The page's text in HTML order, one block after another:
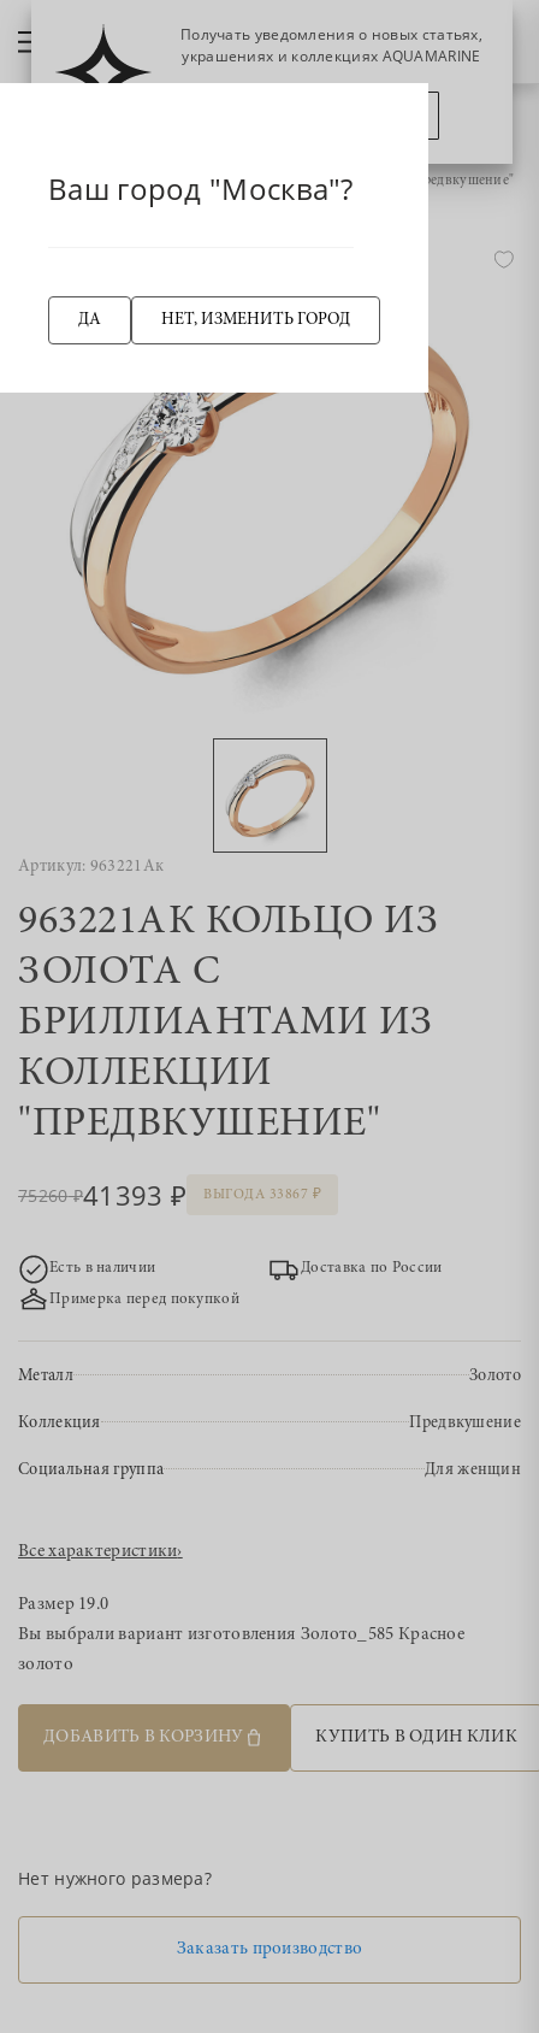
963221Ак Кольцо из Золота с бриллиантами из коллекции "Предвкушение"
Артикул: 963221Ак
963221АК КОЛЬЦО ИЗ
ЗОЛОТА С
БРИЛЛИАНТАМИ ИЗ
КОЛЛЕКЦИИ
"ПРЕДВКУШЕНИЕ"
75260 41393 ВЫГОДА 33867
Есть в наличии
Доставка по России
Примерка перед покупкой
Металл Золото
Коллекция Предвкушение
Социальная группа Для женщин
Все характеристики›
Размер 19.0
Вы выбрали вариант изготовления Золото_585 Красное
золото
ДОБАВИТЬ В КОРЗИНУ КУПИТЬ В ОДИН КЛИК
Нет нужного размера?
Заказать производство
Ваш город "Москва"?
ДА НЕТ, ИЗМЕНИТЬ ГОРОД
Получать уведомления о новых статьях,
украшениях и коллекциях AQUAMARINE